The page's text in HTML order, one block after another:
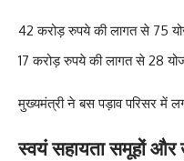
42 करोड़ रुपये की लागत से 75
17 करोड़ रुपये की लागत से 28
मुख्यमंत्री ने बस पड़ाव परिसर में
स्वयं सहायता समूहों और